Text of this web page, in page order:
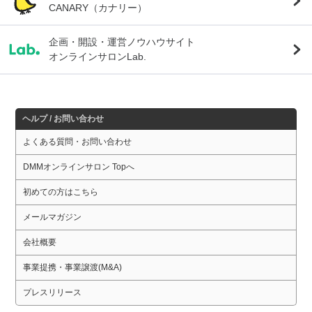
CANARY（カナリー）
企画・開設・運営ノウハウサイト
オンラインサロンLab.
ヘルプ / お問い合わせ
よくある質問・お問い合わせ
DMMオンラインサロン Topへ
初めての方はこちら
メールマガジン
会社概要
事業提携・事業譲渡(M&A)
プレスリリース